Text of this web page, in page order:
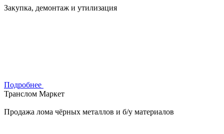
Закупка, демонтаж и утилизация
Подробнее
Транслом Маркет
Продажа лома чёрных металлов и б/у материалов